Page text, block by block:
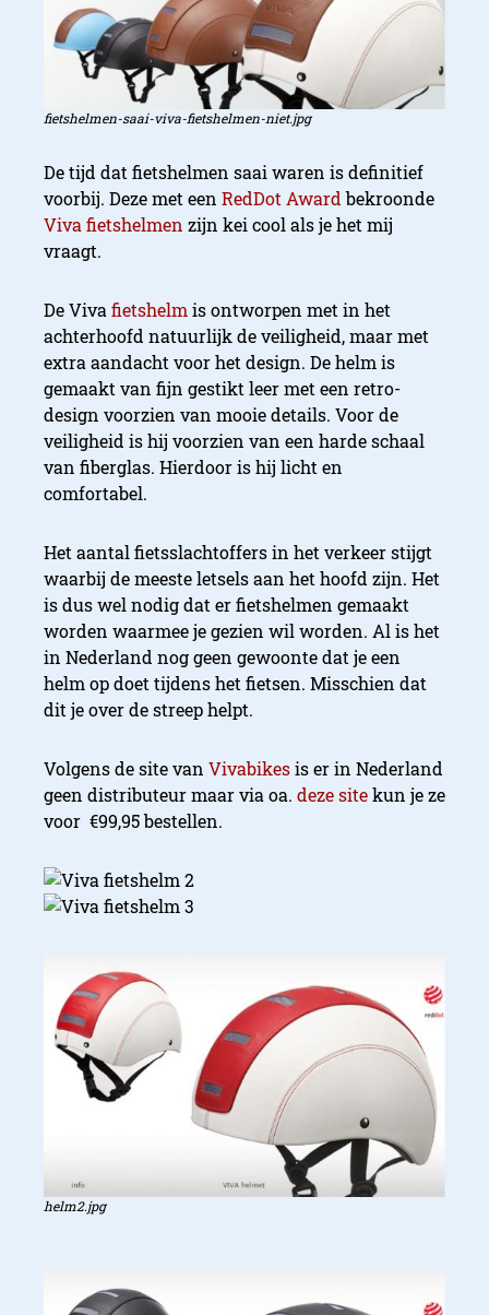
fietshelmen-saai-viva-fietshelmen-niet.jpg
De tijd dat fietshelmen saai waren is definitief
voorbij. Deze met een RedDot Awardbekroonde
Viva fietshelmen zijn kei cool als je het mij
vraagt.
De Vivafietshelmis ontworpen met in het
achterhoofd natuurlijk de veiligheid, maar met
extra aandacht voor het design. De helm is
gemaakt van fijn gestikt leer met een retro-
design voorzien van mooie details. Voor de
veiligheid is hij voorzien van een harde schaal
van fiberglas. Hierdoor is hij licht en
comfortabel.
Het aantal fietsslachtoffers in het verkeer stijgt
waarbij de meeste letsels aan het hoofd zijn. Het
is dus wel nodig dat er fietshelmen gemaakt
worden waarmee je gezien wil worden. Al is het
in Nederland nog geen gewoonte dat je een
helm op doet tijdens het fietsen. Misschien dat
dit je over de streep helpt.
Volgens de site van Vivabikesis er in Nederland
geen distributeur maar via oa. deze sitekun je ze
voor €99,95 bestellen.
helm2.jpg